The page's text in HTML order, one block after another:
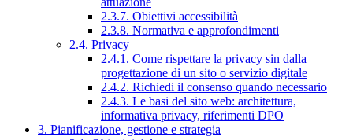
2.3.7. Obiettivi accessibilità
2.3.8. Normativa e approfondimenti
2.4. Privacy
2.4.1. Come rispettare la privacy sin dalla
progettazione di un sito o servizio digitale
2.4.2. Richiedi il consenso quando necessario
2.4.3. Le basi del sito web: architettura,
informativa privacy, riferimenti DPO
3. Pianificazione, gestione e strategia